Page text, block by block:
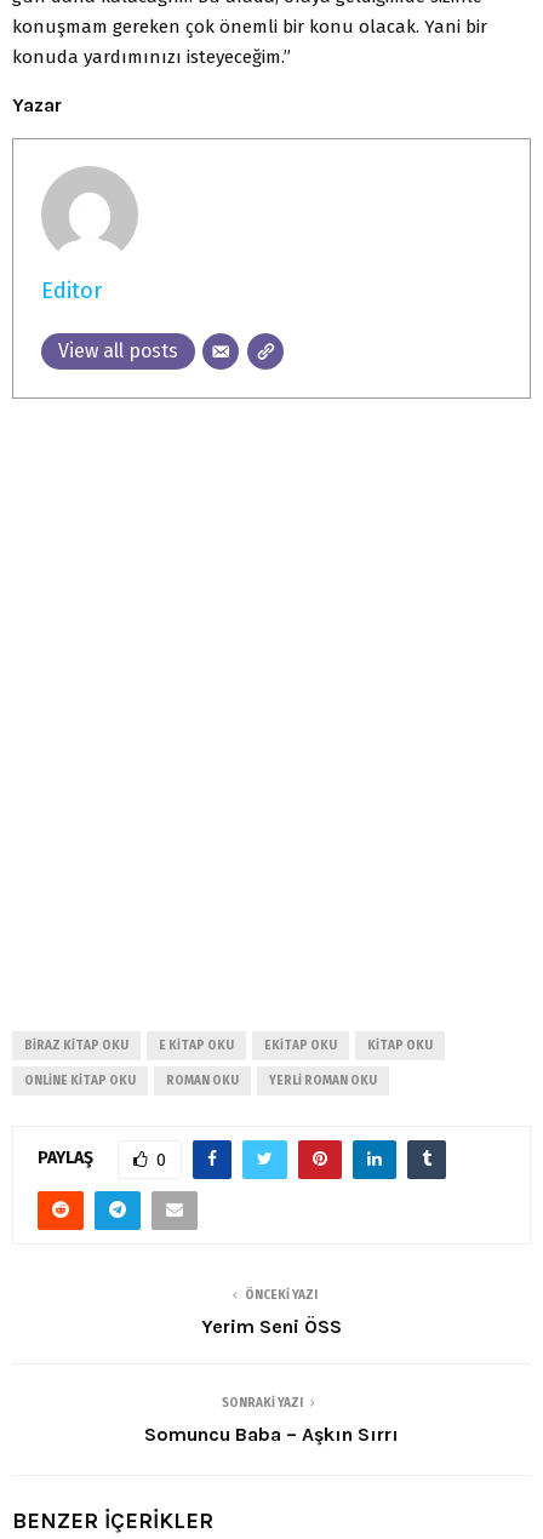
konuşmam gereken çok önemli bir konu olacak. Yani bir
konuda yardımınızı isteyeceğim.”
Yazar
Editor
View all posts
BIRAZ KITAP OKU E KITAP OKU EKITAP OKU KITAP OKU
ONLINE KITAP OKU ROMAN OKU YERLI ROMAN OKU
PAYLAŞ 0
ÖNCEKI YAZI
Yerim Seni ÖSS
SONRAKI YAZI
Somuncu Baba – Aşkın Sırrı
BENZER İÇERİKLER